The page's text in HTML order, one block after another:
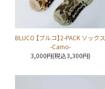
BLUCO 【ブルコ】2-PACK ソックス
-Camo-
3,000円(税込3,300円)